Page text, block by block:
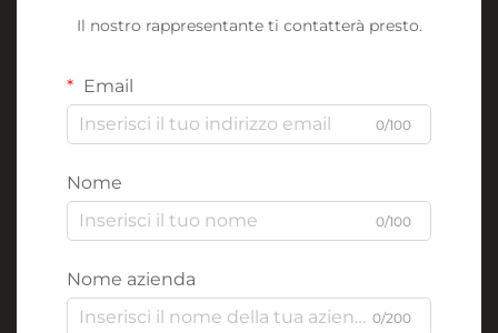
Il nostro rappresentante ti contatterà presto.
Email
0/100
Nome
0/100
Nome azienda
0/200